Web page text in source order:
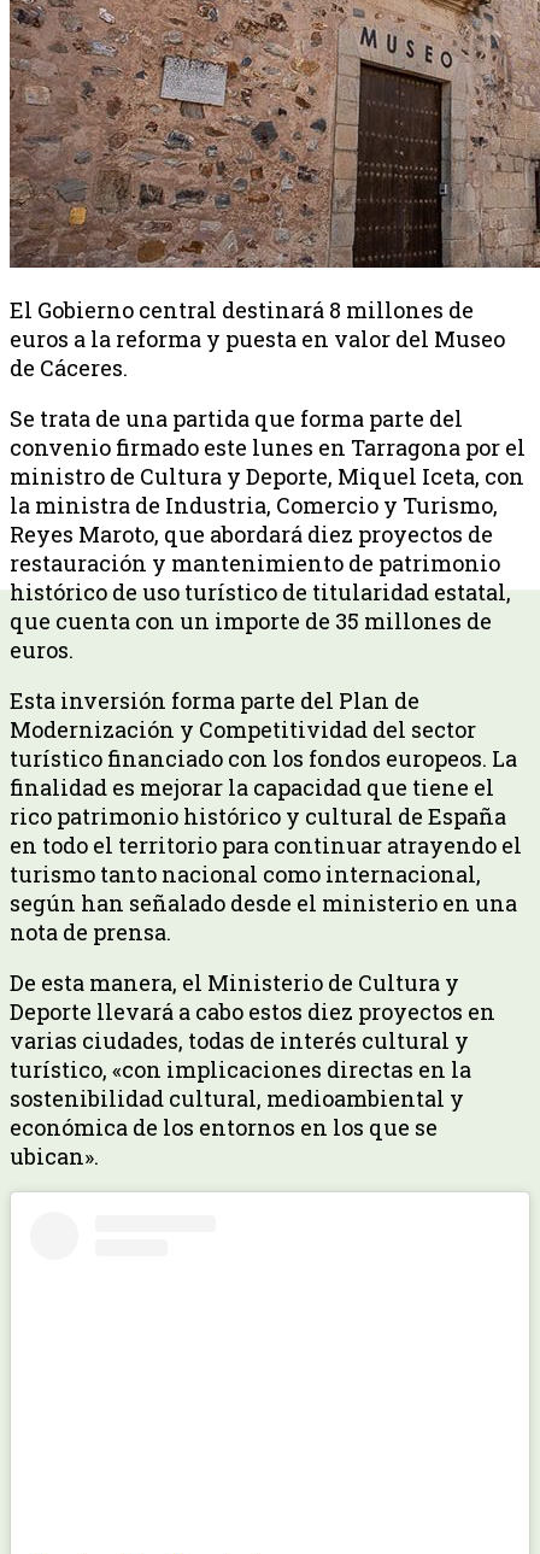
El Gobierno central destinará 8 millones de
euros a la reforma y puesta en valor del Museo
de Cáceres.
Se trata de una partida que forma parte del
convenio firmado este lunes en Tarragona por el
ministro de Cultura y Deporte, Miquel Iceta, con
la ministra de Industria, Comercio y Turismo,
Reyes Maroto, que abordará diez proyectos de
restauración y mantenimiento de patrimonio
histórico de uso turístico de titularidad estatal,
que cuenta con un importe de 35 millones de
euros.
Esta inversión forma parte del Plan de
Modernización y Competitividad del sector
turístico financiado con los fondos europeos. La
finalidad es mejorar la capacidad que tiene el
rico patrimonio histórico y cultural de España
en todo el territorio para continuar atrayendo el
turismo tanto nacional como internacional,
según han señalado desde el ministerio en una
nota de prensa.
De esta manera, el Ministerio de Cultura y
Deporte llevará a cabo estos diez proyectos en
varias ciudades, todas de interés cultural y
turístico, «con implicaciones directas en la
sostenibilidad cultural, medioambiental y
económica de los entornos en los que se
ubican».